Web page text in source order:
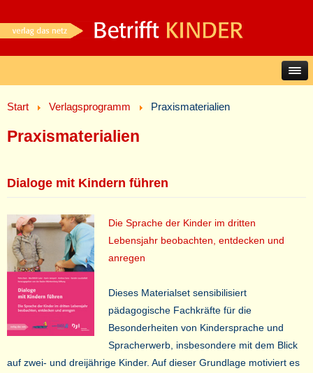
Start Verlagsprogramm Praxismaterialien
Praxismaterialien
Dialoge mit Kindern führen
Die Sprache der Kinder im dritten
Lebensjahr beobachten, entdecken und
anregen
Dieses Materialset sensibilisiert
pädagogische Fachkräfte für die
Besonderheiten von Kindersprache und
Spracherwerb, insbesondere mit dem Blick
auf zwei- und dreijährige Kinder. Auf dieser Grundlage motiviert es